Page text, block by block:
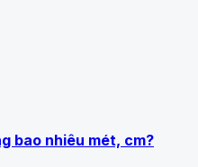
bao nhiêu mét, cm?